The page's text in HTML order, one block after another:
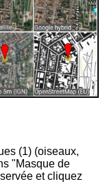
(1) (oiseaux,
"Masque de
et cliquez